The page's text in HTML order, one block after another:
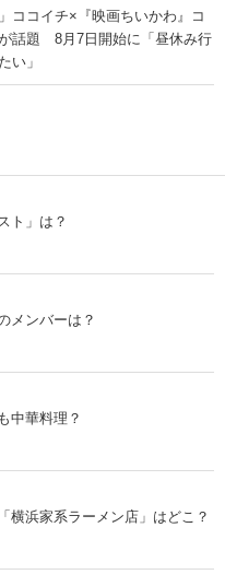
ココイチ×『映画ちいかわ』コ
話題 8月7日開始に「昼休み行
い」
ト」は？
メンバーは？
中華料理？
横浜家系ラーメン店」はどこ？